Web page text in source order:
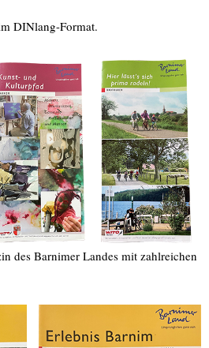
DINlang-Format.
des Barnimer Landes mit zahlreichen